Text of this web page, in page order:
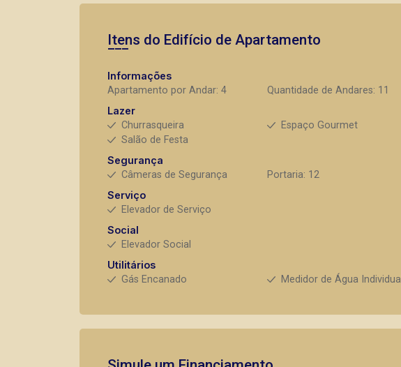
Itens do Edifício de Apartamento
Informações
Apartamento por Andar: 4
Quantidade de Andares: 11
Lazer
Churrasqueira
Espaço Gourmet
Salão de Festa
Segurança
Câmeras de Segurança
Portaria: 12
Serviço
Elevador de Serviço
Social
Elevador Social
Utilitários
Gás Encanado
Medidor de Água Individual